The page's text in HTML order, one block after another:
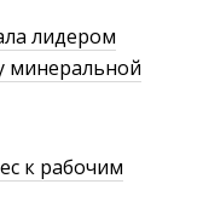
лидером
минеральной
к рабочим